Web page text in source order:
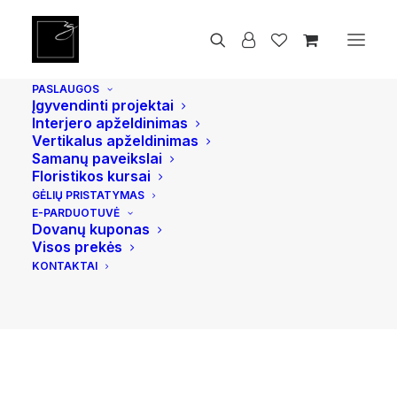
PASLAUGOS
Įgyvendinti projektai
Interjero apželdinimas
Vertikalus apželdinimas
Samanų paveikslai
Floristikos kursai
GĖLIŲ PRISTATYMAS
E-PARDUOTUVĖ
Dovanų kuponas
Visos prekės
KONTAKTAI
Pradžia
Kvapni cilindrinė žvakė Sandalwood Rose
AKCIJA!